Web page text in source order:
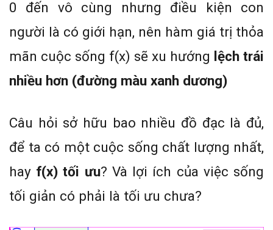
0 đến vô cùng nhưng điều kiện con
người là có giới hạn, nên hàm giá trị thỏa
mãn cuộc sống f(x) sẽ xu hướng lệch trái
nhiều hơn (đường màu xanh dương)
Câu hỏi sở hữu bao nhiều đồ đạc là đủ,
để ta có một cuộc sống chất lượng nhất,
hay f(x) tối ưu? Và lợi ích của việc sống
tối giản có phải là tối ưu chưa?